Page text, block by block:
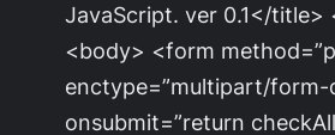
JavaScript. ver 0.1</title>
<body> <form
enctype=”multipart/form-
onsubmit=”return